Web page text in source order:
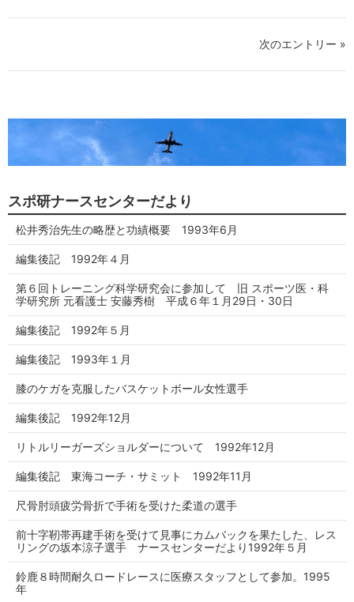
次のエントリー »
スポ研ナースセンターだより
松井秀治先生の略歴と功績概要 1993年6月
編集後記 1992年４月
第６回トレーニング科学研究会に参加して 旧 スポーツ医・科
学研究所 元看護士 安藤秀樹 平成６年１月29日・30日
編集後記 1992年５月
編集後記 1993年１月
膝のケガを克服したバスケットボール女性選手
編集後記 1992年12月
リトルリーガーズショルダーについて 1992年12月
編集後記 東海コーチ・サミット 1992年11月
尺骨肘頭疲労骨折で手術を受けた柔道の選手
前十字靭帯再建手術を受けて見事にカムバックを果たした、レス
リングの坂本涼子選手 ナースセンターだより1992年５月
鈴鹿８時間耐久ロードレースに医療スタッフとして参加。1995
年